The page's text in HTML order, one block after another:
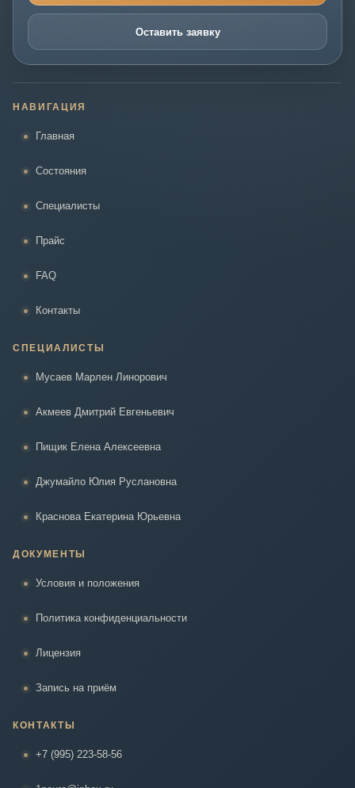
Оставить заявку
НАВИГАЦИЯ
Главная
Состояния
Специалисты
Прайс
FAQ
Контакты
СПЕЦИАЛИСТЫ
Мусаев Марлен Линорович
Акмеев Дмитрий Евгеньевич
Пищик Елена Алексеевна
Джумайло Юлия Руслановна
Краснова Екатерина Юрьевна
ДОКУМЕНТЫ
Условия и положения
Политика конфиденциальности
Лицензия
Запись на приём
КОНТАКТЫ
+7 (995) 223-58-56